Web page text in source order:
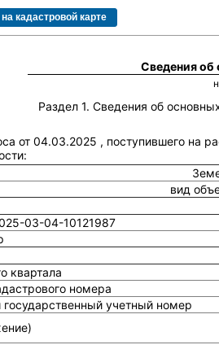
Сведения
Раздел 1. Сведения об
от 04.03.2025 , поступившего на
вид
03-04-10121987
квартала
номера
учетный номер